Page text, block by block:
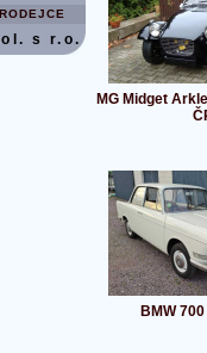
s r.o.
MG Midget
BMW